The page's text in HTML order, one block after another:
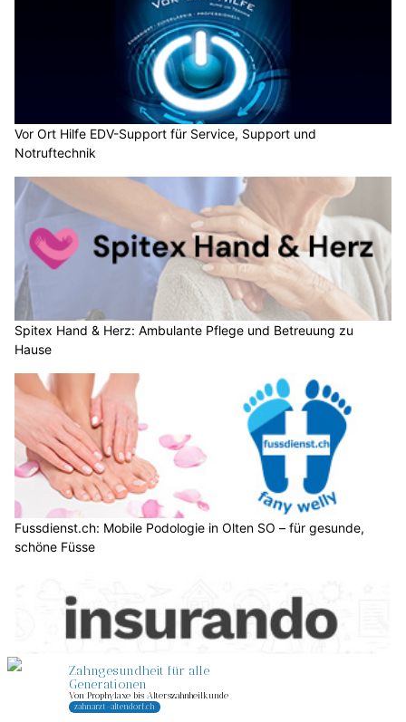
Vor Ort Hilfe EDV-Support für Service, Support und
Notruftechnik
Spitex Hand & Herz: Ambulante Pflege und Betreuung zu
Hause
Fussdienst.ch: Mobile Podologie in Olten SO – für gesunde,
schöne Füsse